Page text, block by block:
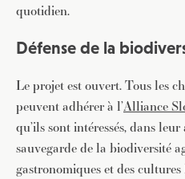
quotidien.
Défense de la
Le projet est ouvert. Tous les
peuvent adhérer à l’Alliance
qu’ils sont intéressés, dans
sauvegarde de la biodiversité
gastronomiques et des cultures